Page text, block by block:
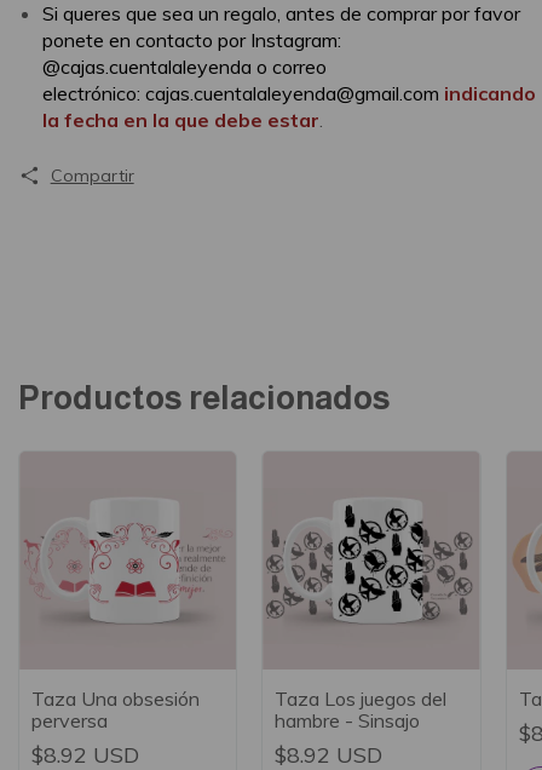
Si queres que sea un regalo, antes de comprar por favor
ponete en contacto por Instagram:
@cajas.cuentalaleyenda o correo
electrónico: cajas.cuentalaleyenda@gmail.com indicando
la fecha en la que debe estar.
Compartir
Productos relacionados
Taza Una obsesión
perversa
$8.92 USD
Taza Los juegos del
hambre - Sinsajo
$8.92 USD